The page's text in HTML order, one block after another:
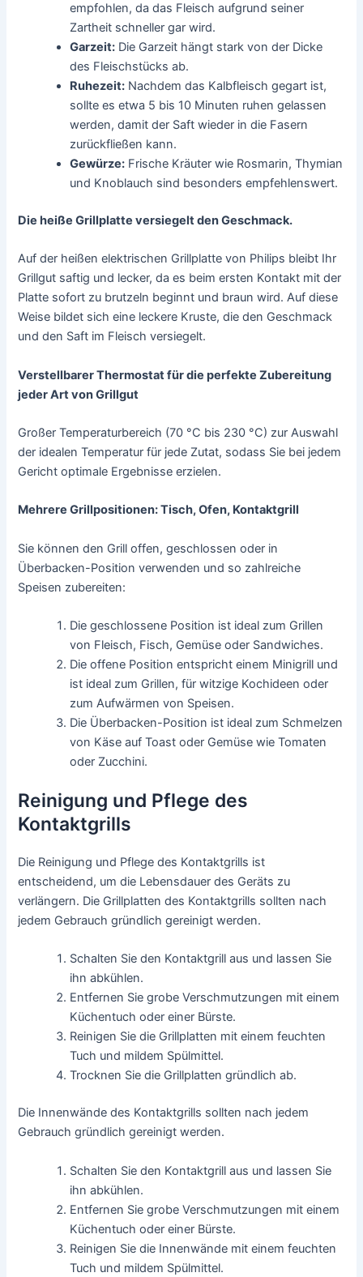
empfohlen, da das Fleisch aufgrund seiner
Zartheit schneller gar wird.
Garzeit: Die Garzeit hängt stark von der Dicke
des Fleischstücks ab.
Ruhezeit: Nachdem das Kalbfleisch gegart ist,
sollte es etwa 5 bis 10 Minuten ruhen gelassen
werden, damit der Saft wieder in die Fasern
zurückfließen kann.
Gewürze: Frische Kräuter wie Rosmarin, Thymian
und Knoblauch sind besonders empfehlenswert.
Die heiße Grillplatte versiegelt den Geschmack.
Auf der heißen elektrischen Grillplatte von Philips bleibt Ihr
Grillgut saftig und lecker, da es beim ersten Kontakt mit der
Platte sofort zu brutzeln beginnt und braun wird. Auf diese
Weise bildet sich eine leckere Kruste, die den Geschmack
und den Saft im Fleisch versiegelt.
Verstellbarer Thermostat für die perfekte Zubereitung
jeder Art von Grillgut
Großer Temperaturbereich (70 °C bis 230 °C) zur Auswahl
der idealen Temperatur für jede Zutat, sodass Sie bei jedem
Gericht optimale Ergebnisse erzielen.
Mehrere Grillpositionen: Tisch, Ofen, Kontaktgrill
Sie können den Grill offen, geschlossen oder in
Überbacken-Position verwenden und so zahlreiche
Speisen zubereiten:
Die geschlossene Position ist ideal zum Grillen
von Fleisch, Fisch, Gemüse oder Sandwiches.
Die offene Position entspricht einem Minigrill und
ist ideal zum Grillen, für witzige Kochideen oder
zum Aufwärmen von Speisen.
Die Überbacken-Position ist ideal zum Schmelzen
von Käse auf Toast oder Gemüse wie Tomaten
oder Zucchini.
Reinigung und Pflege des
Kontaktgrills
Die Reinigung und Pflege des Kontaktgrills ist
entscheidend, um die Lebensdauer des Geräts zu
verlängern. Die Grillplatten des Kontaktgrills sollten nach
jedem Gebrauch gründlich gereinigt werden.
Schalten Sie den Kontaktgrill aus und lassen Sie
ihn abkühlen.
Entfernen Sie grobe Verschmutzungen mit einem
Küchentuch oder einer Bürste.
Reinigen Sie die Grillplatten mit einem feuchten
Tuch und mildem Spülmittel.
Trocknen Sie die Grillplatten gründlich ab.
Die Innenwände des Kontaktgrills sollten nach jedem
Gebrauch gründlich gereinigt werden.
Schalten Sie den Kontaktgrill aus und lassen Sie
ihn abkühlen.
Entfernen Sie grobe Verschmutzungen mit einem
Küchentuch oder einer Bürste.
Reinigen Sie die Innenwände mit einem feuchten
Tuch und mildem Spülmittel.